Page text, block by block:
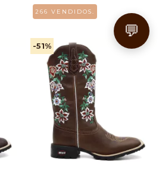
266 VENDIDOS.
-51%
💬